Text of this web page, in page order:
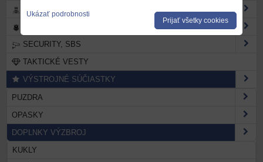
MESTSKÉ A OBECNÉ POLÍCIE
SECURITY, SBS
TAKTICKÉ VESTY
VÝSTROJNÉ SÚČIASTKY
PUZDRA
OPASKY
DOPLNKY VÝZBROJ
KUKLY
Ukázať podrobnosti
Prijať všetky cookies